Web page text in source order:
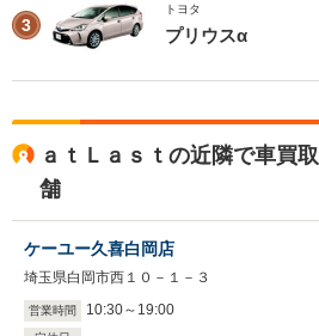
3
トヨタ
プリウスα
ａｔＬａｓｔの近隣で車買
舗
ケーユー久喜白岡店
埼玉県白岡市西１０－１－３
営業時間 10:30～ 19:00